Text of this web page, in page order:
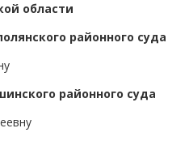
области
районного суда
районного суда